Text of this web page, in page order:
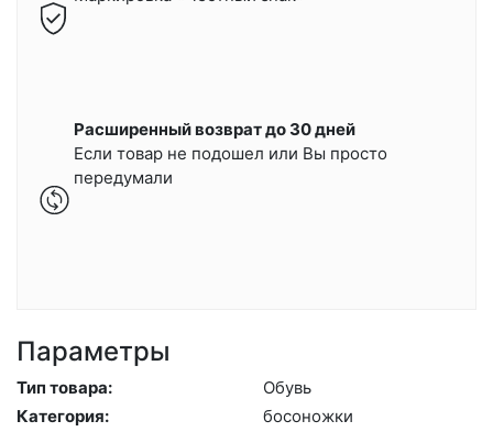
Расширенный возврат до 30 дней
Если товар не подошел или Вы просто
передумали
Параметры
Тип товара:
Обувь
Категория:
бо­сонож­ки